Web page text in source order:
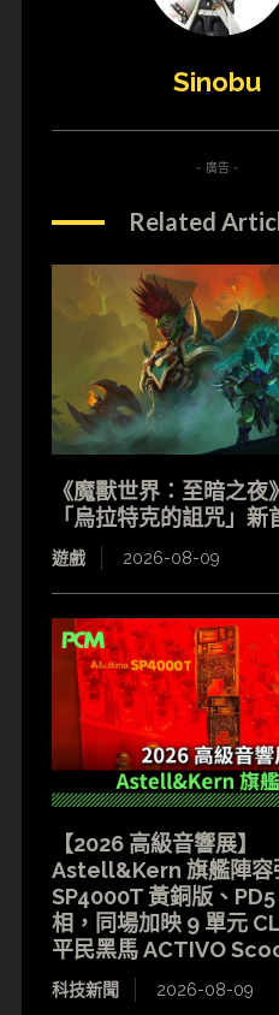
Sinobu
- 廣告 -
Related
《魔獸世界：至暗之夜
「烏拉特克的詛咒」新
遊戲 2026-08-09
【2026 高級音響展】
Astell&Kern 旗艦陣容
SP4000T 黃銅版、
相，同場加映 9 單元
平民黑馬 ACTIVO
科技新聞 2026-08-09